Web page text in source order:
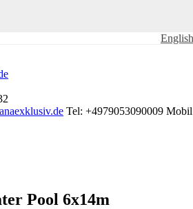
English
Tel: +4979053090009
Pool 6x14m